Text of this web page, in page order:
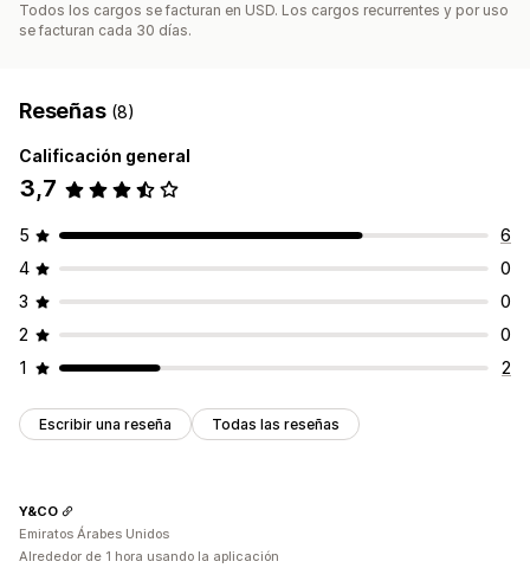
Todos los cargos se facturan en USD. Los cargos recurrentes y por uso
se facturan cada 30 días.
Reseñas (8)
Calificación general
3,7
5
6
4
0
3
0
2
0
1
2
Escribir una reseña Todas las reseñas
Y&CO
Emiratos Árabes Unidos
Alrededor de 1 hora usando la aplicación